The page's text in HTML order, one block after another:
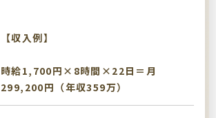
【収入例】
時給1,700円×8時間×22日＝月
299,200円（年収359万）